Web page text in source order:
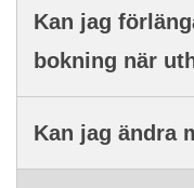
Kan jag
bokning när
Kan jag ändra